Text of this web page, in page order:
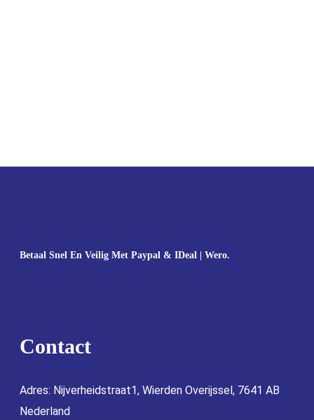
Betaal Snel En Veilig Met Paypal & IDeal | Wero.
Contact
Adres: Nijverheidstraat1, Wierden Overijssel, 7641 AB
Nederland